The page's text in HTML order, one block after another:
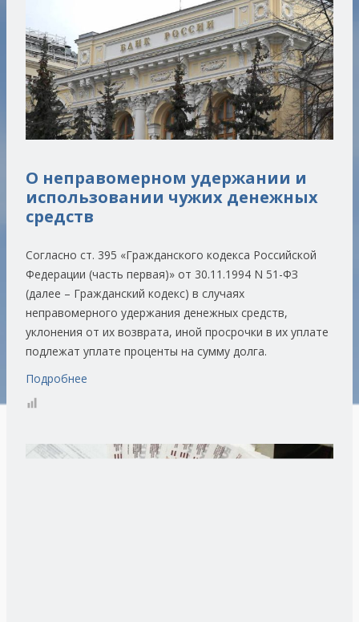
О неправомерном удержании и
использовании чужих денежных
средств
Согласно ст. 395 «Гражданского кодекса Российской
Федерации (часть первая)» от 30.11.1994 N 51-ФЗ
(далее – Гражданский кодекс) в случаях
неправомерного удержания денежных средств,
уклонения от их возврата, иной просрочки в их уплате
подлежат уплате проценты на сумму долга.
Подробнее